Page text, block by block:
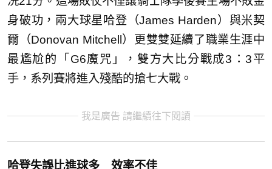
身破功，兩大球星哈登（James Harden）與米契
爾（Donovan Mitchell）更雙雙延續了職業生涯中
最尷尬的「G6魔咒」，雙方大比分戰成3：3平
手，系列賽將進入殘酷的搶七大戰。
我是廣告 請繼續往下閱讀
哈登失誤比進球多 效率不佳